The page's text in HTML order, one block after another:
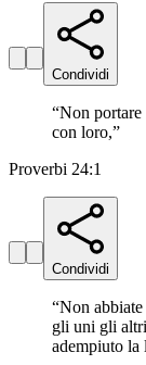
Condividi
“Non portare
con loro,”
Proverbi 24:1
Condividi
“Non
gli uni gli
adempiuto la